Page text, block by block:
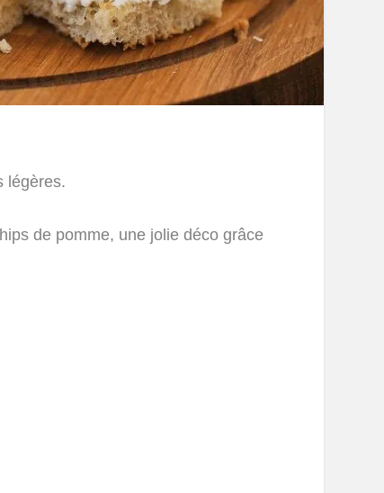
légères.
de pomme, une jolie déco grâce